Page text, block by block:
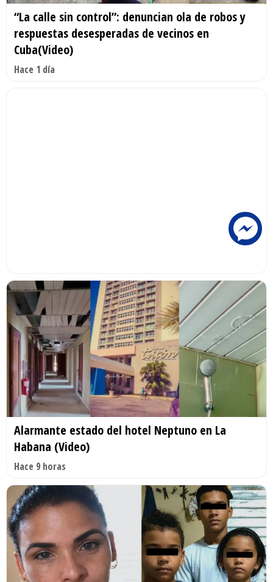
“La calle sin control”: denuncian ola de robos y
respuestas desesperadas de vecinos en
Cuba(Video)
Hace 1 día
Alarmante estado del hotel Neptuno en La
Habana (Video)
Hace 9 horas